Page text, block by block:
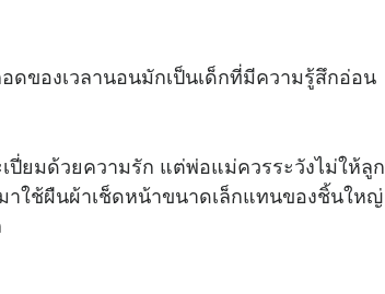
ดของเวลานอนมักเป็นเด็กที่มีความรู้สึกอ่อน
เปี่ยมด้วยความรัก แต่พ่อแม่ควรระวังไม่ให้ลูก
าใช้ผืนผ้าเช็ดหน้าขนาดเล็กแทนของชิ้นใหญ่